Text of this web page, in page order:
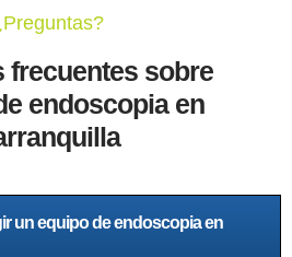
frecuentes sobre
endoscopia en
un equipo de endoscopia en